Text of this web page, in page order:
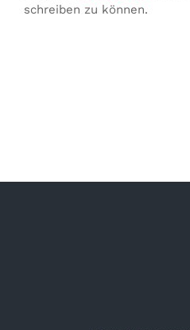
schreiben zu können.